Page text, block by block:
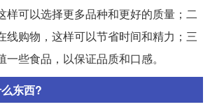
样可以选择更多品种和更好的质量；二
线购物，这样可以节省时间和精力；三
些食品，以保证品质和口感。
东西?